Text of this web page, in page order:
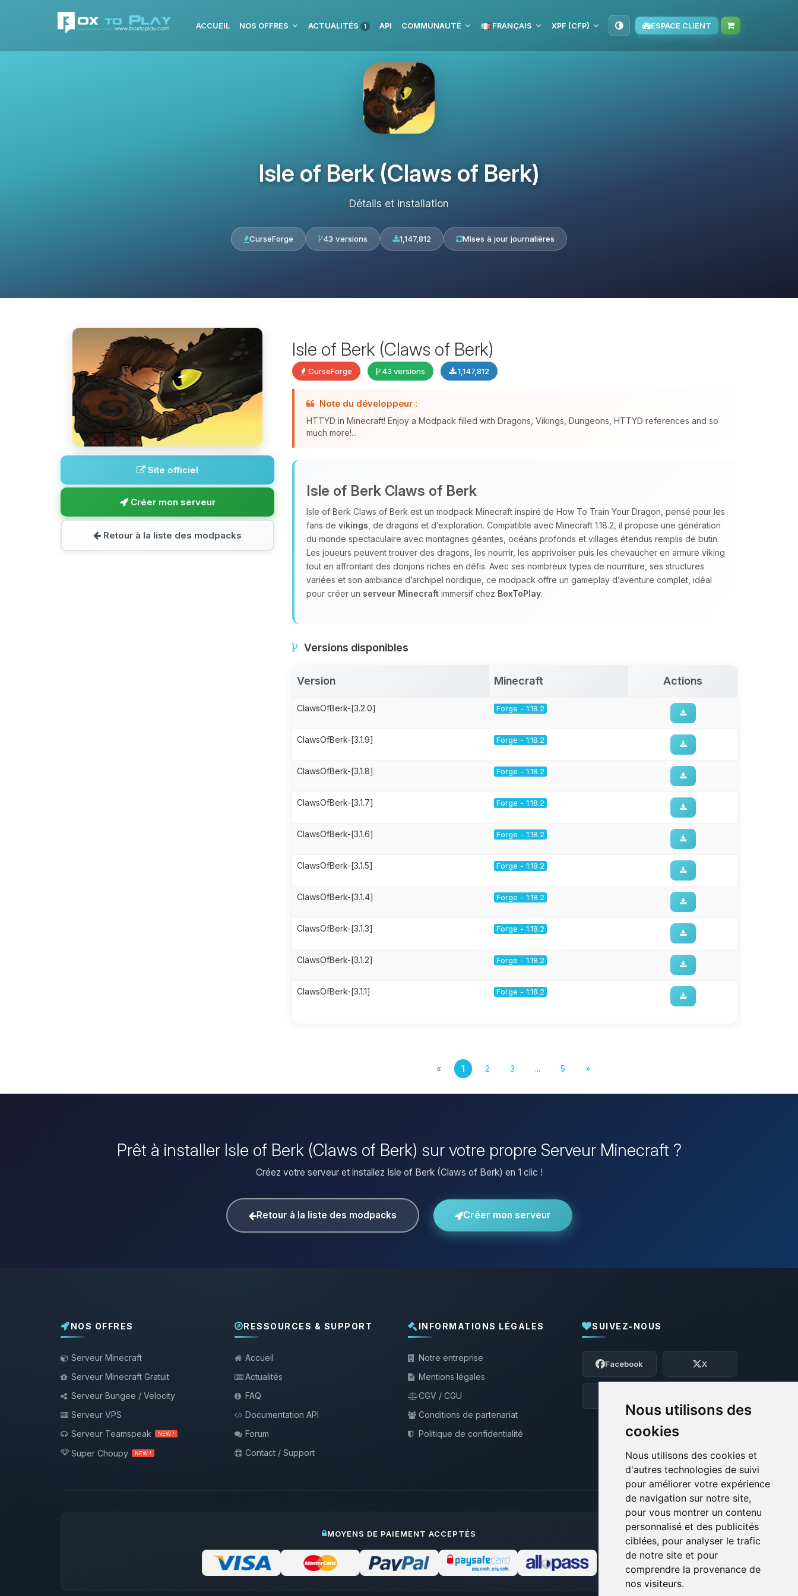
Nous utilisons des
cookies
Nous utilisons des cookies et
d'autres technologies de suivi
pour améliorer votre expérience
de navigation sur notre site,
pour vous montrer un contenu
personnalisé et des publicités
ciblées, pour analyser le trafic
de notre site et pour
comprendre la provenance de
nos visiteurs.
ACCUEIL NOS OFFRES ACTUALITÉS 1 API COMMUNAUTÉ FRANÇAIS XPF (CFP) ESPACE CLIENT
Isle of Berk (Claws of Berk)
Détails et installation
CurseForge 43 versions 1,147,812 Mises à jour journalières
Site officiel
Créer mon serveur
Retour à la liste des modpacks
Isle of Berk (Claws of Berk)
CurseForge 43 versions 1,147,812
Note du développeur :
HTTYD in Minecraft! Enjoy a Modpack filled with Dragons, Vikings, Dungeons, HTTYD references and so
much more!...
Isle of Berk Claws of Berk
Isle of Berk Claws of Berk est un modpack Minecraft inspiré de How To Train Your Dragon, pensé pour les
fans de vikings , de dragons et d’exploration. Compatible avec Minecraft 1.18.2, il propose une génération
du monde spectaculaire avec montagnes géantes, océans profonds et villages étendus remplis de butin.
Les joueurs peuvent trouver des dragons, les nourrir, les apprivoiser puis les chevaucher en armure viking
tout en affrontant des donjons riches en défis. Avec ses nombreux types de nourriture, ses structures
variées et son ambiance d’archipel nordique, ce modpack offre un gameplay d’aventure complet, idéal
pour créer un serveur Minecraft immersif chez BoxToPlay.
Versions disponibles
Version Minecraft Actions
ClawsOfBerk-[3.2.0] Forge - 1.18.2
ClawsOfBerk-[3.1.9] Forge - 1.18.2
ClawsOfBerk-[3.1.8] Forge - 1.18.2
ClawsOfBerk-[3.1.7] Forge - 1.18.2
ClawsOfBerk-[3.1.6] Forge - 1.18.2
ClawsOfBerk-[3.1.5] Forge - 1.18.2
ClawsOfBerk-[3.1.4] Forge - 1.18.2
ClawsOfBerk-[3.1.3] Forge - 1.18.2
ClawsOfBerk-[3.1.2] Forge - 1.18.2
ClawsOfBerk-[3.1.1] Forge - 1.18.2
« 1 2 3 ... 5 »
Prêt à installer Isle of Berk (Claws of Berk) sur votre propre Serveur Minecraft ?
Créez votre serveur et installez Isle of Berk (Claws of Berk) en 1 clic !
Retour à la liste des modpacks Créer mon serveur
NOS OFFRES
Serveur Minecraft
Serveur Minecraft Gratuit
Serveur Bungee / Velocity
Serveur VPS
Serveur Teamspeak
NEW !
Super Choupy NEW !
RESSOURCES & SUPPORT
Accueil
Actualités
FAQ
Documentation API
Forum
Contact / Support
INFORMATIONS LÉGALES
Notre entreprise
Mentions légales
CGV / CGU
Conditions de partenariat
Politique de confidentialité
SUIVEZ-NOUS
Facebook X
MOYENS DE PAIEMENT ACCEPTÉS
Youpi, enfin quelqu’un pour me parler !
Moi c’est Choupy, ton petit assistant
BoxToPlay. Dis-moi ce dont tu as besoin
et je vais remuer mes petits circuits
08/08/2026 à 15:26